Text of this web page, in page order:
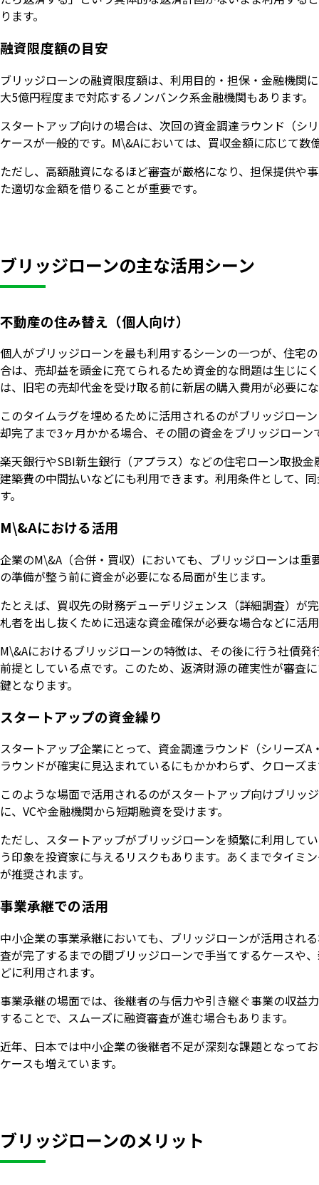
ります。
融資限度額の目安
ブリッジローンの融資限度額は、利用目的・担保・金融機関
大5億円程度まで対応するノンバンク系金融機関もあります。
スタートアップ向けの場合は、次回の資金調達ラウンド（シ
ケースが一般的です。M\&Aにおいては、買収金額に応じて
ただし、高額融資になるほど審査が厳格になり、担保提供や
た適切な金額を借りることが重要です。
ブリッジローンの主な活用シーン
不動産の住み替え（個人向け）
個人がブリッジローンを最も利用するシーンの一つが、住宅
合は、売却益を頭金に充てられるため資金的な問題は生じに
は、旧宅の売却代金を受け取る前に新居の購入費用が必要に
このタイムラグを埋めるために活用されるのがブリッジロー
却完了まで3ヶ月かかる場合、その間の資金をブリッジロー
楽天銀行やSBI新生銀行（アプラス）などの住宅ローン取扱
建築費の中間払いなどにも利用できます。利用条件として、
す。
M\&Aにおける活用
企業のM\&A（合併・買収）においても、ブリッジローンは
の準備が整う前に資金が必要になる局面が生じます。
たとえば、買収先の財務デューデリジェンス（詳細調査）が
札者を出し抜くために迅速な資金確保が必要な場合などに活
M\&Aにおけるブリッジローンの特徴は、その後に行う社債
前提としている点です。このため、返済財源の確実性が審査
鍵となります。
スタートアップの資金繰り
スタートアップ企業にとって、資金調達ラウンド（シリーズ
ラウンドが確実に見込まれているにもかかわらず、クローズ
このような場面で活用されるのがスタートアップ向けブリッ
に、VCや金融機関から短期融資を受けます。
ただし、スタートアップがブリッジローンを頻繁に利用して
う印象を投資家に与えるリスクもあります。あくまでタイミ
が推奨されます。
事業承継での活用
中小企業の事業承継においても、ブリッジローンが活用され
査が完了するまでの間ブリッジローンで手当てするケースや
どに利用されます。
事業承継の場面では、後継者の与信力や引き継ぐ事業の収益
することで、スムーズに融資審査が進む場合もあります。
近年、日本では中小企業の後継者不足が深刻な課題となって
ケースも増えています。
ブリッジローンのメリット